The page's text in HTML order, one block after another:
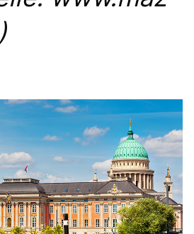
BÜRGERBÜRO
Anträge CDU
Kleine Anfragen
Deutschland
im Brandenburger Landtag
Brandenburg
CDU Potsdam